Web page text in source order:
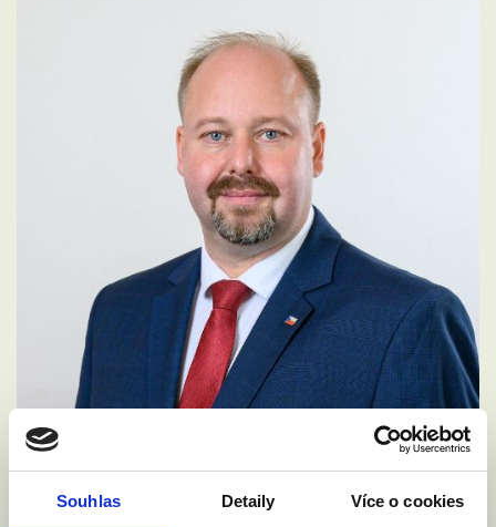
Souhlas Detaily Více o cookies
HRANICÍCH ZTRÁCET SVÉ RODIČE